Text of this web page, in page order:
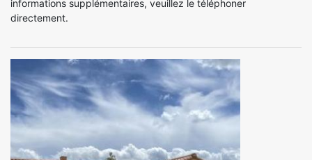
informations supplémentaires, veuillez le téléphoner
directement.